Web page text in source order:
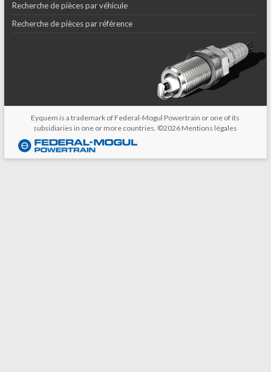
Recherche de pièces par véhicule
Recherche de pièces par référence
Eyquem is a trademark of Federal-Mogul Powertrain or one of its
subsidiaries in one or more countries. ©2026 Mentions légales